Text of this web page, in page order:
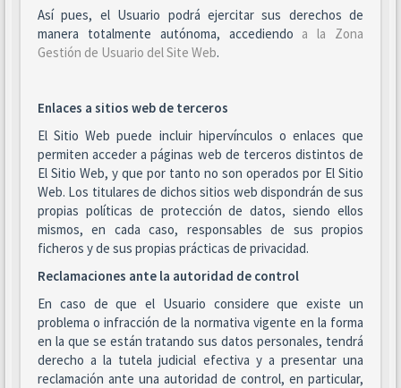
Así pues, el Usuario podrá ejercitar sus derechos de
manera totalmente autónoma, accediendo a la Zona
Gestión de Usuario del Site Web.
Enlaces a sitios web de terceros
El Sitio Web puede incluir hipervínculos o enlaces que
permiten acceder a páginas web de terceros distintos de
El Sitio Web, y que por tanto no son operados por El Sitio
Web. Los titulares de dichos sitios web dispondrán de sus
propias políticas de protección de datos, siendo ellos
mismos, en cada caso, responsables de sus propios
ficheros y de sus propias prácticas de privacidad.
Reclamaciones ante la autoridad de control
En caso de que el Usuario considere que existe un
problema o infracción de la normativa vigente en la forma
en la que se están tratando sus datos personales, tendrá
derecho a la tutela judicial efectiva y a presentar una
reclamación ante una autoridad de control, en particular,